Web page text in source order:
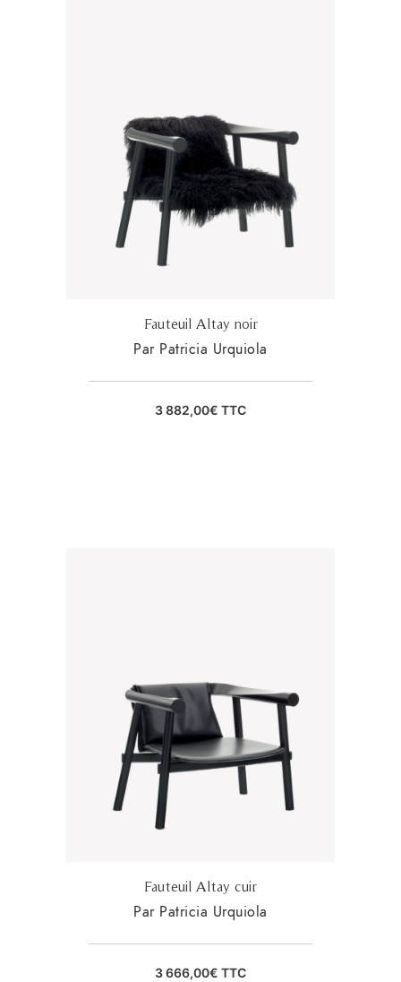
Fauteuil Altay noir
Par Patricia Urquiola
3 882,00€ TTC
Fauteuil Altay cuir
Par Patricia Urquiola
3 666,00€ TTC